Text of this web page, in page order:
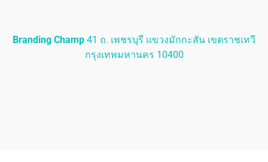
Branding Champ 41 ถ. เพชรบุรี แขวงมักกะสัน เขตราชเทวี
กรุงเทพมหานคร 10400